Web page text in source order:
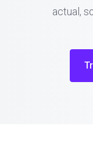
actual,